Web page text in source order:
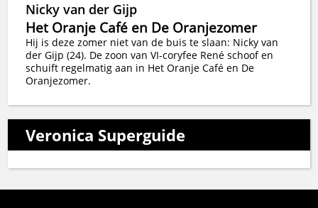
Nicky van der Gijp
Het Oranje Café en De Oranjezomer
Hij is deze zomer niet van de buis te slaan: Nicky van
der Gijp (24). De zoon van VI-coryfee René schoof en
schuift regelmatig aan in Het Oranje Café en De
Oranjezomer.
Veronica Superguide